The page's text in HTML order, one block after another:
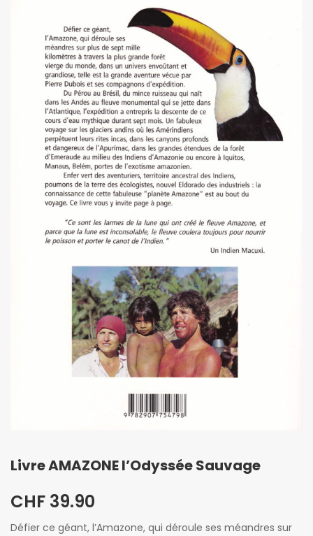
Livre AMAZONE l’Odyssée Sauvage
CHF 39.90
Défier ce géant, l’Amazone, qui déroule ses méandres sur